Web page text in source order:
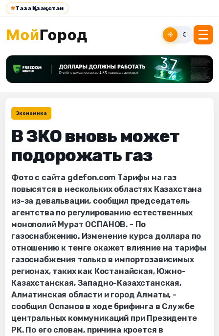
#Таза Қазақстан
☀ ☾
Экономика
В ЗКО вновь может
подорожать газ
Фото с сайта gdefon.com Тарифы на газ
повысятся в нескольких областях Казахстана
из-за девальвации, сообщил председатель
агентства по регулированию естественных
монополий Мурат ОСПАНОВ. - По
газоснабжению. Изменение курса доллара по
отношению к тенге окажет влияние на тарифы
газоснабжения только в импортозависимых
регионах, таких как Костанайская, Южно-
Казахстанская, Западно-Казахстанская,
Алматинская области и город Алматы, -
сообщил Оспанов в ходе брифинга в Службе
центральных коммуникаций при Президенте
РК. По его словам, причина кроется в